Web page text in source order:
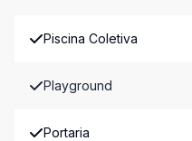
Piscina Coletiva
Playground
Portaria